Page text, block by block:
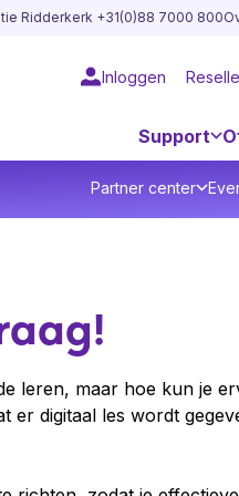
Ridderkerk +31(0)88 7000 800
Inloggen
Support
Partner center
leren, maar hoe kun je
er digitaal les wordt